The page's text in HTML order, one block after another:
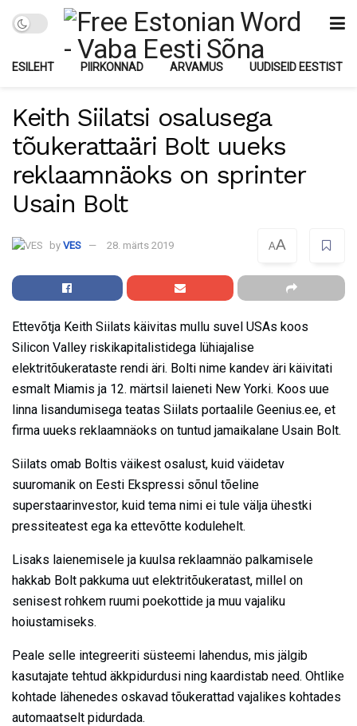
ESILEHT PIIRKONNAD ARVAMUS UUDISEID EESTIST
Keith Siilatsi osalusega
tõukerattaäri Bolt uueks
reklaamnäoks on sprinter
Usain Bolt
by VES 28. märts 2019 AA
Ettevõtja Keith Siilats käivitas mullu suvel USAs koos
Silicon Valley riskikapitalistidega lühiajalise
elektritõukerataste rendi äri. Bolti nime kandev äri käivitati
esmalt Miamis ja 12. märtsil laieneti New Yorki. Koos uue
linna lisandumisega teatas Siilats portaalile Geenius.ee, et
firma uueks reklaamnäoks on tuntud jamaikalane Usain Bolt.
Siilats omab Boltis väikest osalust, kuid väidetav
suuromanik on Eesti Ekspressi sõnul tõeline
superstaarinvestor, kuid tema nimi ei tule välja ühestki
pressiteatest ega ka ettevõtte kodulehelt.
Lisaks laienemisele ja kuulsa reklaamnäo palkamisele
hakkab Bolt pakkuma uut elektritõukeratast, millel on
senisest rohkem ruumi poekottide ja muu vajaliku
hoiustamiseks.
Peale selle integreeriti süsteemi lahendus, mis jälgib
kasutajate tehtud äkkpidurdusi ning kaardistab need. Ohtlike
kohtade lähenedes oskavad tõukerattad vajalikes kohtades
automaatselt pidurdada.